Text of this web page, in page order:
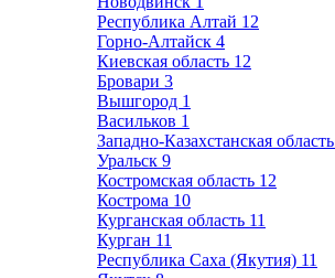
Республика Алтай 12
Горно-Алтайск 4
Киевская область 12
Бровари 3
Вышгород 1
Васильков 1
Западно-Казахстанская область
Уральск 9
Костромская область 12
Кострома 10
Курганская область 11
Курган 11
Республика Саха (Якутия) 11